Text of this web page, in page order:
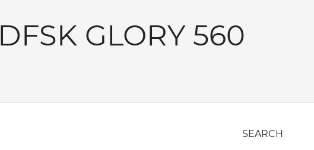
DFSK GLORY 560
SEARCH